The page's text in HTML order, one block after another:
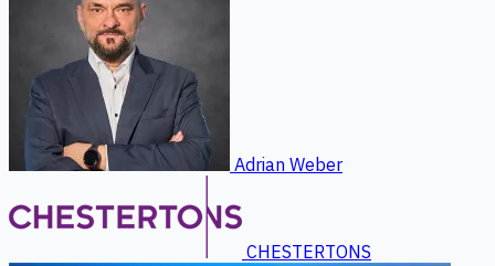
Adrian Weber
CHESTERTONS